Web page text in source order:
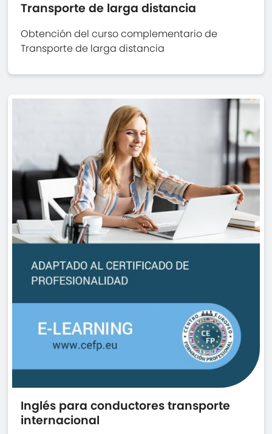
Transporte de larga distancia
Obtención del curso complementario de
Transporte de larga distancia
Inglés para conductores transporte
internacional